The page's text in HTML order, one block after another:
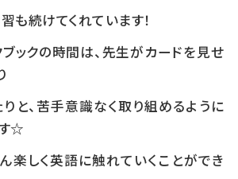
も続けてくれています！
ックの時間は、先生がカードを見せ
と、苦手意識なく取り組めるように
☆
楽しく英語に触れていくことができ